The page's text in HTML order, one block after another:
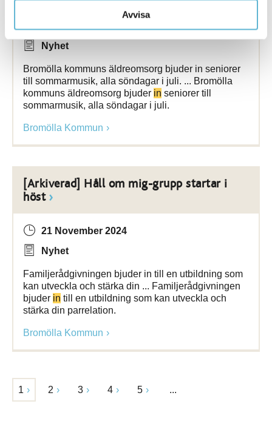
Avvisa
Nyhet
Bromölla kommuns äldreomsorg bjuder in seniorer
till sommarmusik, alla söndagar i juli. ... Bromölla
kommuns äldreomsorg bjuder in seniorer till
sommarmusik, alla söndagar i juli.
Bromölla Kommun
[Arkiverad] Håll om mig-grupp startar i
höst
21 November 2024
Nyhet
Familjerådgivningen bjuder in till en utbildning som
kan utveckla och stärka din ... Familjerådgivningen
bjuder in till en utbildning som kan utveckla och
stärka din parrelation.
Bromölla Kommun
1 2 3 4 5 ...